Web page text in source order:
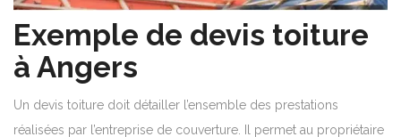
Exemple de devis toiture
à Angers
Un devis toiture doit détailler l’ensemble des prestations
réalisées par l’entreprise de couverture. Il permet au propriétaire